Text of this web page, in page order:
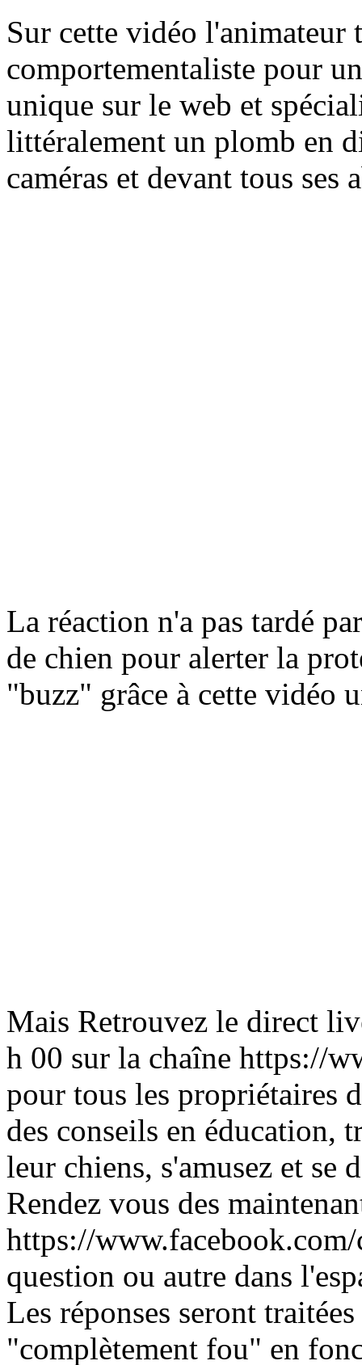
Sur cette vidéo l'animateur
comportementaliste pour
unique sur le web et
littéralement un plomb en
caméras et devant tous ses
La réaction n'a pas tardé
de chien pour alerter la
"buzz" grâce à cette vidéo
Mais Retrouvez le direct
h 00 sur la chaîne https://
pour tous les propriétaires
des conseils en éducation,
leur chiens, s'amusez et se
Rendez vous des
https://
question ou autre dans
Les réponses seront
"complètement fou" en